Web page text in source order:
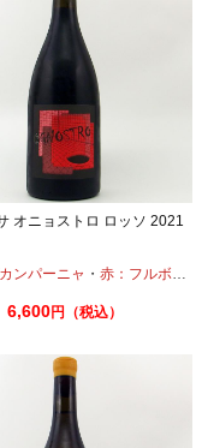
オニョストロ ロッソ 2021
ンパーニャ ・赤：フルボディ
6,600円（税込）